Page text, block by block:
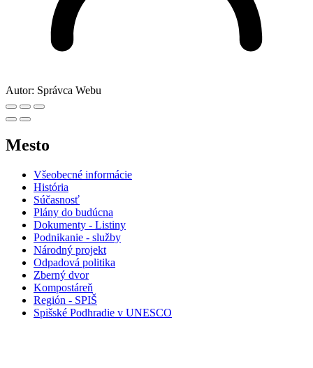
Autor: Správca Webu
Mesto
Všeobecné informácie
História
Súčasnosť
Plány do budúcna
Dokumenty - Listiny
Podnikanie - služby
Národný projekt
Odpadová politika
Zberný dvor
Kompostáreň
Región - SPIŠ
Spišské Podhradie v UNESCO